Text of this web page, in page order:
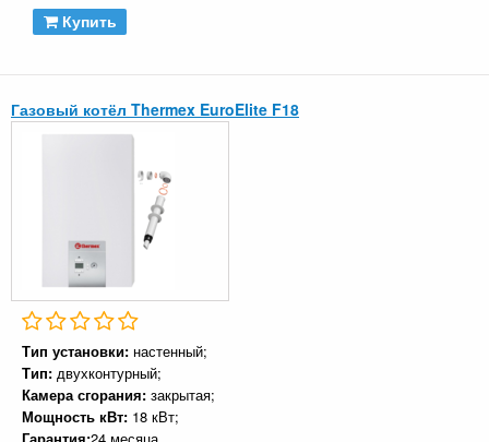
Купить
Газовый котёл Thermex EuroElite F18
Тип установки: настенный;
Тип: двухконтурный;
Камера сгорания: закрытая;
Мощность кВт: 18 кВт;